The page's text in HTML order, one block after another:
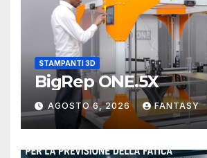
STAMPANTI 3D
BigRep ONE.5X
AGOSTO 6, 2026 FANTASY